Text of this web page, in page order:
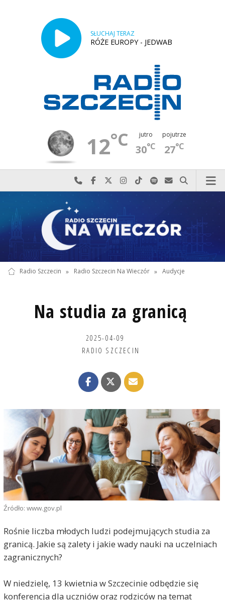
SŁUCHAJ TERAZ
RÓŻE EUROPY - JEDWAB
12°C jutro
30°C
pojutrze
27°C
Najlepiej po prostu do nas zadzwoń
Odwiedź nas na Facebook-u
Odwiedź nas na X
Odwiedź nas na Instagram-ie
Odwiedź nas na TikTok-u
Szukaj nas na Spotify
Wyślij do nas
Szukaj
Radio Szczecin » Radio Szczecin Na Wieczór » Audycje
Na studia za granicą
2025-04-09
RADIO SZCZECIN
Źródło: www.gov.pl
Rośnie liczba młodych ludzi podejmujących studia za
granicą. Jakie są zalety i jakie wady nauki na uczelniach
zagranicznych?
W niedzielę, 13 kwietnia w Szczecinie odbędzie się
konferencja dla uczniów oraz rodziców na temat